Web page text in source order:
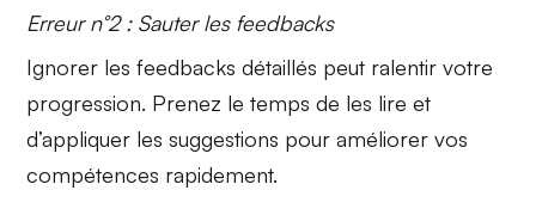
Erreur n°2 : Sauter les feedbacks
Ignorer lesfeedbacks détaillés peut ralentir votre
progression. Prenez le temps de les lire et
d’appliquer les suggestions pour améliorer vos
compétences rapidement.